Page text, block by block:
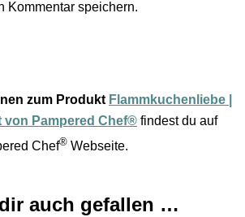
Kommentar speichern.
zum Produkt Flammkuchenliebe |
von Pampered Chef® findest du auf
Chef® Webseite.
auch gefallen …